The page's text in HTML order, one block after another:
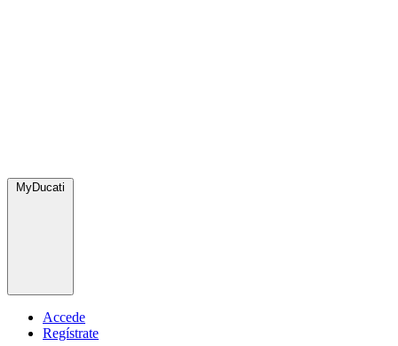
MyDucati
Accede
Regístrate